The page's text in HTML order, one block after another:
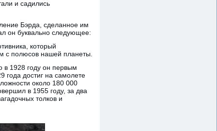
и садились
Бэрда, сделанное им
он буквально следующее:
который
с полюсов нашей планеты.
в 1928 году он первым
года достиг на самолете
около 180 000
в 1955 году, за два
толков и